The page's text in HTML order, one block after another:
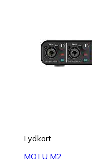
Lydkort
MOTU M2